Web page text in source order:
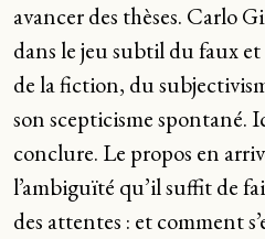
avancer des thèses. Carlo
dans le jeu subtil du faux
de la fiction, du
son scepticisme spontané.
conclure. Le propos en
l’ambiguïté qu’il suffit de
des attentes : et comment